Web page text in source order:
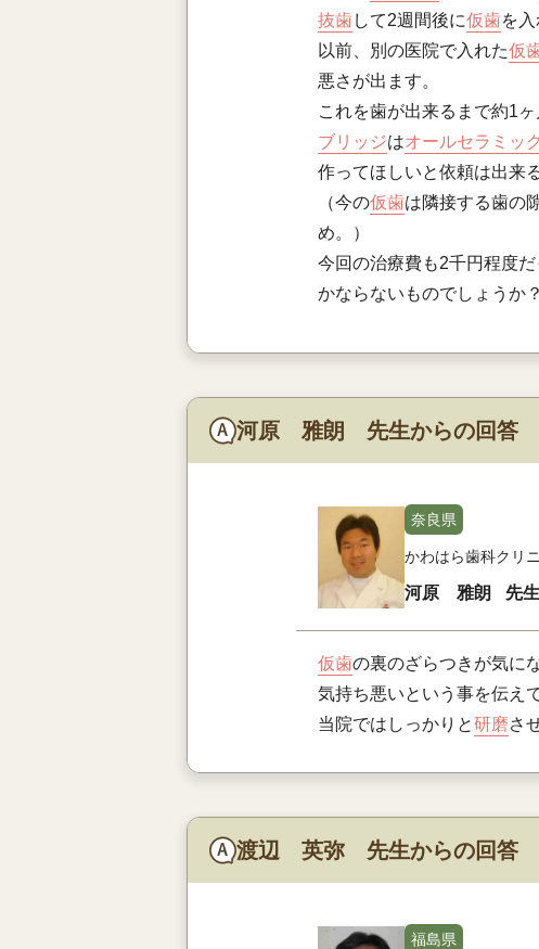
抜歯 して2週間後に仮歯を
以前、別の医院で入れた仮
悪さが出ます。
これを歯が出来るまで約1
ブリッジはオールセラミック
作ってほしいと依頼は出来
（今の仮歯は隣接する歯の
め。）
今回の治療費も2千円程度
かならないものでしょうか？
河原 雅朗 先生からの回答
奈良県
かわはら歯科クリ
河原 雅朗 先生
仮歯の裏のざらつきが気に
気持ち悪いという事を伝え
当院ではしっかりと研磨さ
渡辺 英弥 先生からの回答
福島県